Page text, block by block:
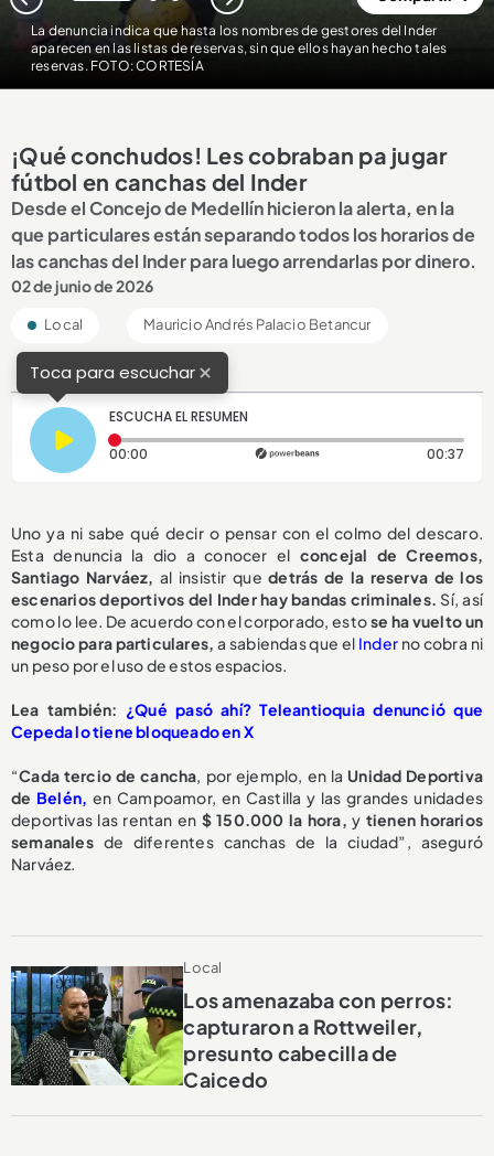
La denuncia indica que hasta los nombres de gestores del Inder
aparecen en las listas de reservas, sin que ellos hayan hecho tales
reservas. FOTO: CORTESÍA
¡Qué conchudos! Les cobraban pa jugar
fútbol en canchas del Inder
Desde el Concejo de Medellín hicieron la alerta, en la
que particulares están separando todos los horarios de
las canchas del Inder para luego arrendarlas por dinero.
02 de junio de 2026
Local Mauricio Andrés Palacio Betancur
Toca para escuchar×
ESCUCHA EL RESUMEN
00:00 Tiempo transcurrido: 0 segundos 00:37
Uno ya ni sabe qué decir o pensar con el colmo del descaro.
Esta denuncia la dio a conocer el concejal de Creemos,
Santiago Narváez, al insistir quedetrás de la reserva de los
escenarios deportivos del Inder hay bandas criminales.Sí, así
como lo lee. De acuerdo con el corporado, estose ha vuelto un
negocio para particulares, a sabiendas que el Inderno cobra ni
un peso por el uso de estos espacios.
Lea también: ¿Qué pasó ahí? Teleantioquia denunció que
Cepeda lo tiene bloqueado en X
“Cada tercio de cancha, por ejemplo, en la Unidad Deportiva
de Belén, en Campoamor, en Castilla y las grandes unidades
deportivas las rentan en $ 150.000 la hora, y tienen horarios
semanales de diferentes canchas de la ciudad”, aseguró
Narváez.
Local
Los amenazaba con perros:
capturaron a Rottweiler,
presunto cabecilla de
Caicedo